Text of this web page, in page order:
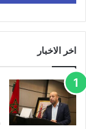
اخر الاخبار